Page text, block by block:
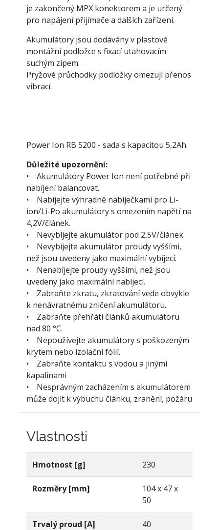
je zakončený MPX konektorem a je určený
pro napájení přijímače a dalších zařízení.
Akumulátory jsou dodávány v plastové
montážní podložce s fixací utahovacím
suchým zipem.
Pryžové průchodky podložky omezují přenos
vibrací.
Power Ion RB 5200 - sada s kapacitou 5,2Ah.
Důležité upozornění:
• Akumulátory Power Ion není potřebné při
nabíjení balancovat.
• Nabíjejte výhradně nabíječkami pro Li-
ion/Li-Po akumulátory s omezením napětí na
4,2V/článek.
• Nevybíjejte akumulátor pod 2,5V/článek
• Nevybíjejte akumulátor proudy vyššími,
než jsou uvedeny jako maximální vybíjecí.
• Nenabíjejte proudy vyššími, než jsou
uvedeny jako maximální nabíjecí.
• Zabraňte zkratu, zkratování vede obvykle
k nenávratnému zničení akumulátoru.
• Zabraňte přehřátí článků akumulátoru
nad 80 °C.
• Nepoužívejte akumulátory s poškozeným
krytem nebo izolační fólií.
• Zabraňte kontaktu s vodou a jinými
kapalinami
• Nesprávným zacházením s akumulátorem
může dojít k výbuchu článku, zranění, požáru
Vlastnosti
Hmotnost [g] 230
Rozměry [mm]
104 x 47 x
50
Trvalý proud [A] 40